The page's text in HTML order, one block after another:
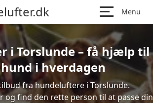
Menu
i Torslunde – få hjælp til
i hverdagen
fra hundeluftere i Torslunde.
og find den rette person til at passe din